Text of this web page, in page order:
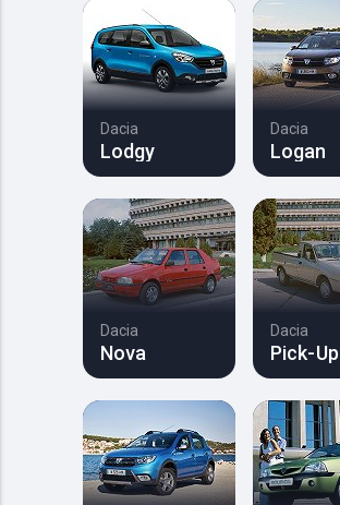
Dacia
Lodgy
Dacia
Logan
Dacia
Nova
Dacia
Pick-Up